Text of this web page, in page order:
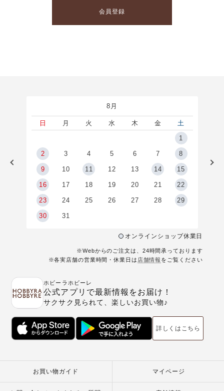
会員登録
8月
日 月 火 水 木 金
土
1
2 3 4 5 6 7 8
9 10 11 12 13 14 15
16 17 18 19 20 21 22
23 24 25 26 27 28 29
30 31
オンラインショップ休業日
※Webからのご注文は、24時間承っております
※各実店舗の営業時間・休業日は 店舗情報 をご覧ください
ホビーラホビーレ
公式アプリで最新情報をお届け！
サクサク見られて、楽しいお買い物♪
詳しくはこちら
お買い物ガイド マイページ